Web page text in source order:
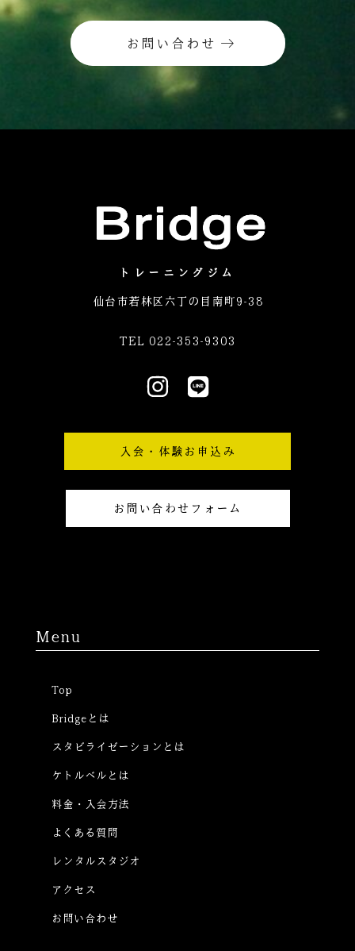
お問い合わせ
トレーニングジム
仙台市若林区六丁の目南町9-38
TEL 022-353-9303
I
n
t
a
g
r
L
i
e
入会・体験お申込み
お問い合わせフォーム
Menu
Top
Bridgeとは
スタビライゼーションとは
ケトルベルとは
料金・入会方法
よくある質問
レンタルスタジオ
アクセス
お問い合わせ